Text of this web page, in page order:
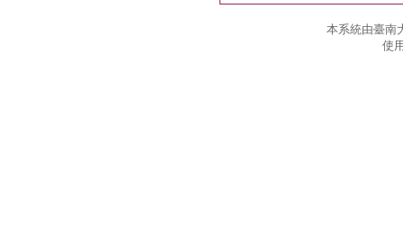
本系統由臺南
使